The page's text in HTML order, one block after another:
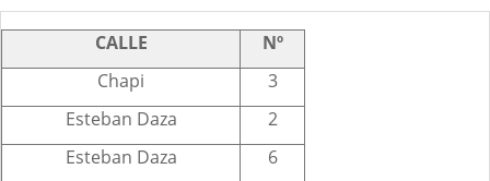
CALLE
Nº
Chapi
3
Esteban Daza
2
Esteban Daza
6